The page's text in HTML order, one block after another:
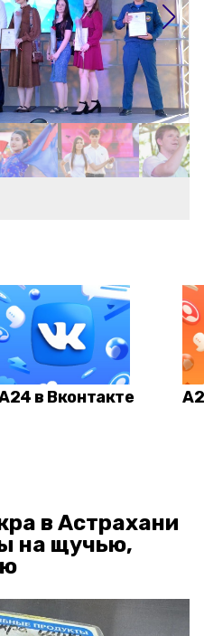
в Вконтакте
в Астрахани
на щучью,